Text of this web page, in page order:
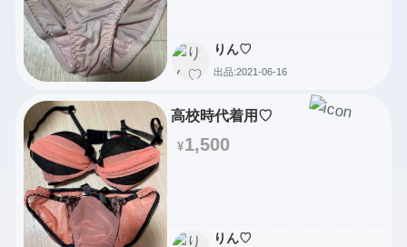
りん♡
出品:2021-06-16
高校時代着用♡
¥1,500
りん♡